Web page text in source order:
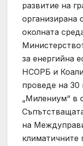
развитие на
организирана
околната
за енергийна
НСОРБ и
проведе на 30
„Милениум“ в
на
климатичните